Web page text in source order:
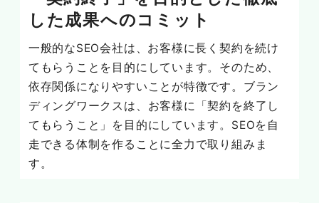
した成果へのコミット
一般的なSEO会社は、お客様に長く契約を続け
てもらうことを目的にしています。そのため、
依存関係になりやすいことが特徴です。ブラン
ディングワークスは、お客様に「契約を終了し
てもらうこと」を目的にしています。SEOを自
走できる体制を作ることに全力で取り組みま
す。